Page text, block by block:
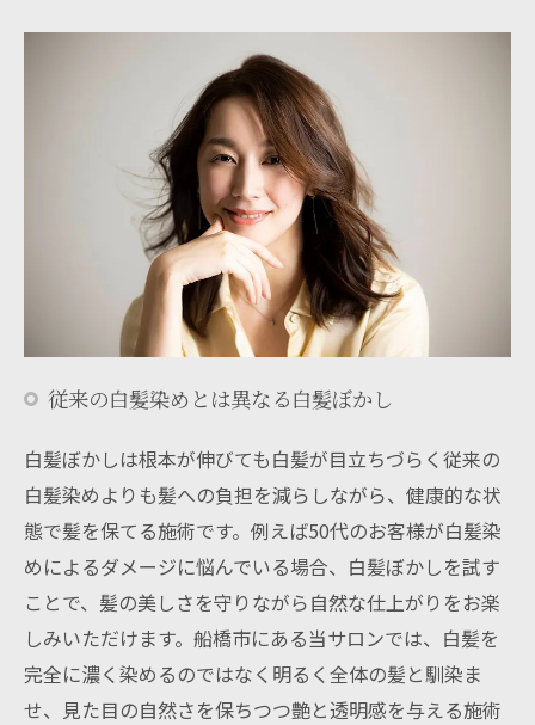
従来の白髪染めとは異なる白髪ぼかし
白髪ぼかしは根本が伸びても白髪が目立ちづらく従来の
白髪染めよりも髪への負担を減らしながら、健康的な状
態で髪を保てる施術です。例えば50代のお客様が白髪染
めによるダメージに悩んでいる場合、白髪ぼかしを試す
ことで、髪の美しさを守りながら自然な仕上がりをお楽
しみいただけます。船橋市にある当サロンでは、白髪を
完全に濃く染めるのではなく明るく全体の髪と馴染ま
せ、見た目の自然さを保ちつつ艶と透明感を与える施術